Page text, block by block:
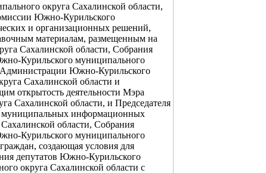
округа Сахалинской области,
Южно-Курильского
и организационных решений,
материалам, размещенным на
Сахалинской области, Собрания
Курильского муниципального
Южно-Курильского
Сахалинской области и
открытость деятельности Мэра
Сахалинской области, и Председателя
муниципальных информационных
области, Собрания
Курильского муниципального
создающая условия для
депутатов Южно-Курильского
округа Сахалинской области с